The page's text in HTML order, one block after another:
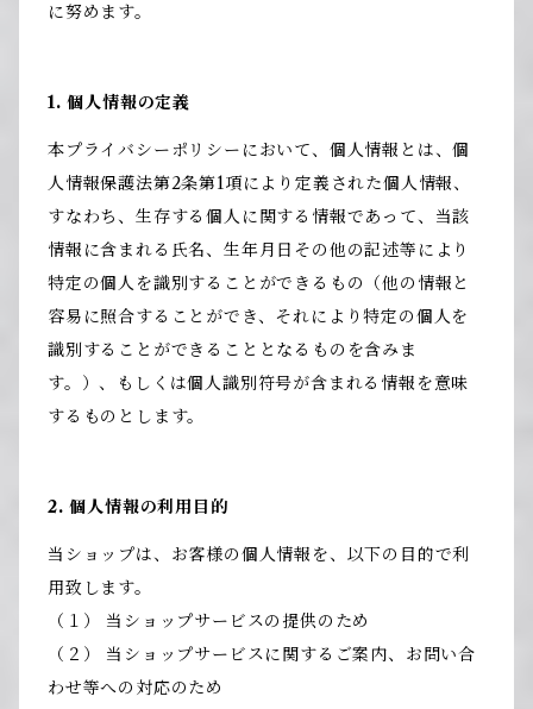
に努めます。
1. 個人情報の定義
本プライバシーポリシーにおいて、個人情報とは、個
人情報保護法第2条第1項により定義された個人情報、
すなわち、生存する個人に関する情報であって、当該
情報に含まれる氏名、生年月日その他の記述等により
特定の個人を識別することができるもの（他の情報と
容易に照合することができ、それにより特定の個人を
識別することができることとなるものを含みま
す。）、もしくは個人識別符号が含まれる情報を意味
するものとします。
2. 個人情報の利用目的
当ショップは、お客様の個人情報を、以下の目的で利
用致します。
（１） 当ショップサービスの提供のため
（２） 当ショップサービスに関するご案内、お問い合
わせ等への対応のため